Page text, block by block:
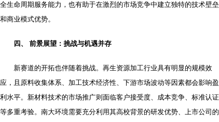
全生命周期服务能力，也有助于在激烈的市场竞争中建立独特的技术壁垒
和商业模式优势。
四、 前景展望：挑战与机遇并存
新赛道的开拓也伴随着挑战。再生资源加工行业具有明显的规模效
应，且原料收集体系、加工技术经济性、下游市场波动等因素都会影响盈
利水平。新材料技术的市场推广则面临客户接受度、成本竞争、标准认证
等多重考验。南大环境需要充分利用其高校背景的研发优势、上市公司的